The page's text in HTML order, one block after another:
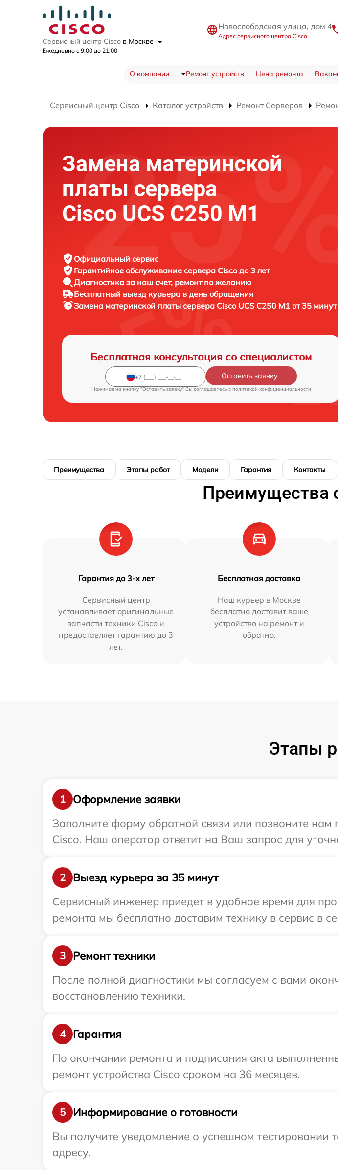
Сервисный центр Cisco в Москве
Ежедневно с 9:00 до 21:00
Новослободская улица, дом 4
Адрес сервисного центра Cisco
О компании Ремонт устройств Цена ремонта
Сервисный центр Cisco Каталог устройств Ремонт Серверов
Замена материнской
платы сервера
Cisco UCS C250 M1
Официальный сервис
Гарантийное обслуживание сервера Cisco до 3 лет
Диагностика за наш счет, ремонт по желанию
Бесплатный выезд курьера в день обращения
Замена материнской платы сервера Cisco UCS C250 M1 от 35 минут
Бесплатная консультация со специалистом
Оставить заявку
Нажимая на кнопку "Оставить заявку" Вы соглашаетесь c политикой конфиденциальности
Преимущества Этапы работ Модели Гарантия Контакты
Преимущества
Гарантия до 3-х лет
Сервисный центр
устанавливает оригинальные
запчасти техники Cisco и
предоставляет гарантию до 3
лет.
Бесплатная доставка
Наш курьер в Москве
бесплатно доставит ваше
устройство на ремонт и
обратно.
Этапы
1
Оформление заявки
Заполните форму обратной связи или позвоните нам
Cisco. Наш оператор ответит на Ваш запрос для
2
Выезд курьера за 35 минут
Сервисный инженер приедет в удобное время для
ремонта мы бесплатно доставим технику в сервис в
3
Ремонт техники
После полной диагностики мы согласуем с вами
восстановлению техники.
4
Гарантия
По окончании ремонта и подписания акта
ремонт устройства Cisco сроком на 36 месяцев.
5
Информирование о готовности
Вы получите уведомление о успешном тестировании
адресу.